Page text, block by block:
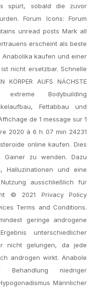
spürt, sobald die zuvor
Forum Icons: Forum
unread posts Mark all
erscheint als beste
kaufen und einer
nicht ersetzbar. Schnelle
KÖRPER AUFS NÄCHSTE
Bodybuilding
Fettabbau und
de 1 message sur 1
2020 à 6 h 07 min 24231
online kaufen. Dies
zu wenden. Dazu
Halluzinationen und eine
ausschließlich für
© 2021 Privacy Policy
Terms and Conditions.
geringe androgene
unterschiedlicher
nicht gelungen, da jede
androgen wirkt. Anabole
niedriger
Männlicher